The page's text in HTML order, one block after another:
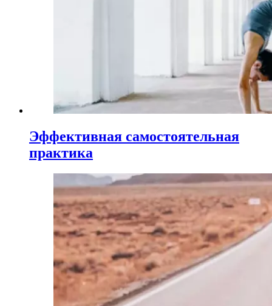
Эффективная самостоятельная
практика